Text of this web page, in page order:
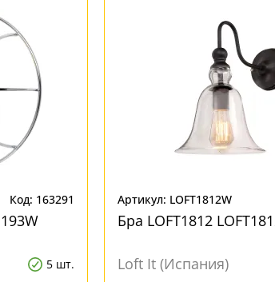
Код: 163291
5 шт.
Артикул: LOFT1812W
Бра LOFT1812
Loft It (Испания)